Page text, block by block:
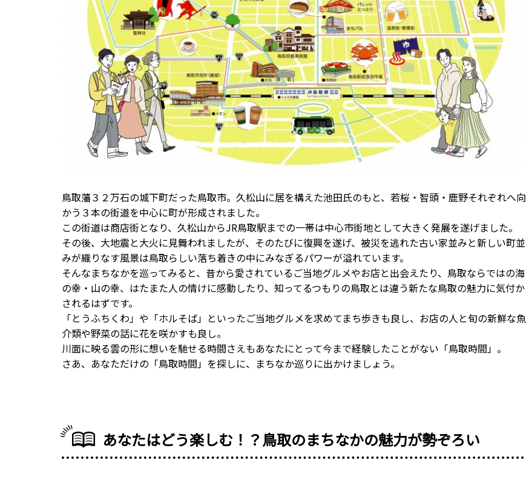
鳥取藩３２万石の城下町だった鳥取市。久松山に居を構えた池田氏のもと、若桜・智頭・鹿野それぞれへ向
かう３本の街道を中心に町が形成されました。
この街道は商店街となり、久松山からJR鳥取駅までの一帯は中心市街地として大きく発展を遂げました。
その後、大地震と大火に見舞われましたが、そのたびに復興を遂げ、被災を逃れた古い家並みと新しい町並
みが織りなす風景は鳥取らしい落ち着きの中にみなぎるパワーが溢れています。
そんなまちなかを巡ってみると、昔から愛されているご当地グルメやお店と出会えたり、鳥取ならではの海
の幸・山の幸、はたまた人の情けに感動したり、知ってるつもりの鳥取とは違う新たな鳥取の魅力に気付か
されるはずです。
「とうふちくわ」や「ホルそば」といったご当地グルメを求めてまち歩きも良し、お店の人と旬の新鮮な魚
介類や野菜の話に花を咲かすも良し。
川面に映る雲の形に想いを馳せる時間さえもあなたにとって今まで経験したことがない「鳥取時間」。
さあ、あなただけの「鳥取時間」を探しに、まちなか巡りに出かけましょう。
あなたはどう楽しむ！？鳥取のまちなかの魅力が勢ぞろい